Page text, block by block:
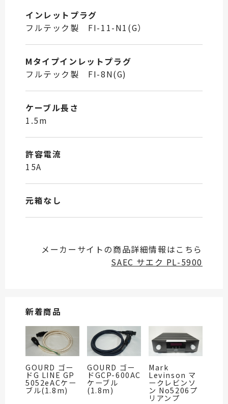
インレットプラグ
フルテック製 FI-11-N1(G）
Mタイプインレットプラグ
フルテック製 FI-8N(G)
ケーブル長さ
1.5m
許容電流
15A
元箱なし
メーカーサイトの商品詳細情報はこちら
SAEC サエク PL-5900
新着商品
GOURD ゴー
ドG LINE GP
5052eACケー
ブル(1.8m)
GOURD ゴー
ドGCP-600AC
ケーブル
(1.8m)
Mark
Levinson マ
ークレビンソ
ン No5206プ
リアンプ